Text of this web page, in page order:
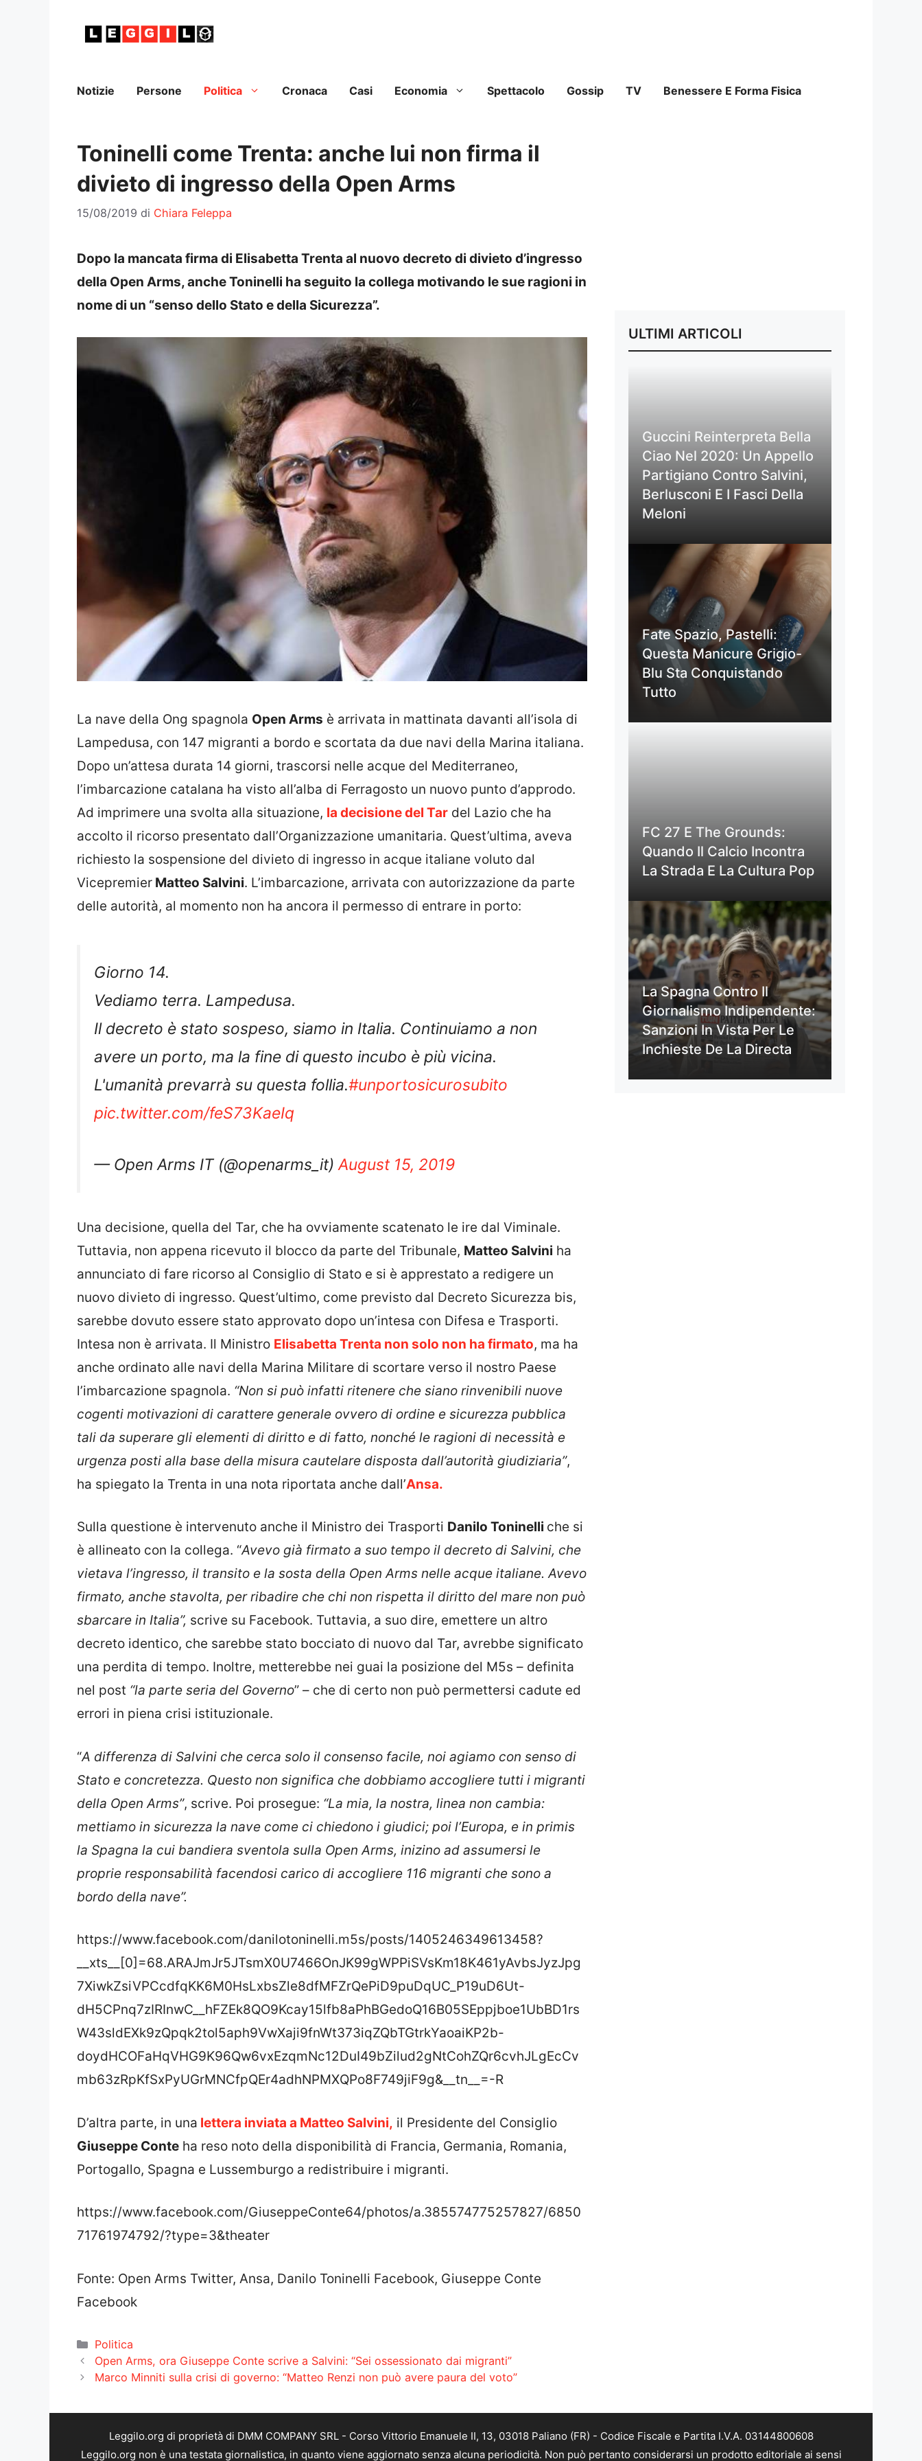
Notizie Persone Politica Cronaca Casi Economia Spettacolo Gossip TV Benessere E Forma Fisica
Toninelli come Trenta: anche lui non firma il
divieto di ingresso della Open Arms
15/08/2019 di Chiara Feleppa
Dopo la mancata firma di Elisabetta Trenta al nuovo decreto di divieto d’ingresso
della Open Arms, anche Toninelli ha seguito la collega motivando le sue ragioni in
nome di un “senso dello Stato e della Sicurezza”.
La nave della Ong spagnola Open Arms è arrivata in mattinata davanti all’isola di
Lampedusa, con 147 migranti a bordo e scortata da due navi della Marina italiana.
Dopo un’attesa durata 14 giorni, trascorsi nelle acque del Mediterraneo,
l’imbarcazione catalana ha visto all’alba di Ferragosto un nuovo punto d’approdo.
Ad imprimere una svolta alla situazione, la decisione del Tar del Lazio che ha
accolto il ricorso presentato dall’Organizzazione umanitaria. Quest’ultima, aveva
richiesto la sospensione del divieto di ingresso in acque italiane voluto dal
Vicepremier Matteo Salvini. L’imbarcazione, arrivata con autorizzazione da parte
delle autorità, al momento non ha ancora il permesso di entrare in porto:
Giorno 14.
Vediamo terra. Lampedusa.
Il decreto è stato sospeso, siamo in Italia. Continuiamo a non
avere un porto, ma la fine di questo incubo è più vicina.
L'umanità prevarrà su questa follia. #unportosicurosubito
pic.twitter.com/feS73KaeIq
— Open Arms IT (@openarms_it) August 15, 2019
Una decisione, quella del Tar, che ha ovviamente scatenato le ire dal Viminale.
Tuttavia, non appena ricevuto il blocco da parte del Tribunale, Matteo Salvini ha
annunciato di fare ricorso al Consiglio di Stato e si è apprestato a redigere un
nuovo divieto di ingresso. Quest’ultimo, come previsto dal Decreto Sicurezza bis,
sarebbe dovuto essere stato approvato dopo un’intesa con Difesa e Trasporti.
Intesa non è arrivata. Il Ministro Elisabetta Trenta non solo non ha firmato
, ma ha
anche ordinato alle navi della Marina Militare di scortare verso il nostro Paese
l’imbarcazione spagnola.
“Non si può infatti ritenere che siano rinvenibili nuove
cogenti motivazioni di carattere generale ovvero di ordine e sicurezza pubblica
tali da superare gli elementi di diritto e di fatto, nonché le ragioni di necessità e
urgenza posti alla base della misura cautelare disposta dall’autorità giudiziaria”,
ha spiegato la Trenta in una nota riportata anche dall’ Ansa.
Sulla questione è intervenuto anche il Ministro dei Trasporti Danilo Toninelli che si
è allineato con la collega. “ Avevo già firmato a suo tempo il decreto di Salvini, che
vietava l’ingresso, il transito e la sosta della Open Arms nelle acque italiane. Avevo
firmato, anche stavolta, per ribadire che chi non rispetta il diritto del mare non può
sbarcare in Italia”, scrive su Facebook. Tuttavia, a suo dire, emettere un altro
decreto identico, che sarebbe stato bocciato di nuovo dal Tar, avrebbe significato
una perdita di tempo. Inoltre, metterebbe nei guai la posizione del M5s – definita
nel post “la parte seria del Governo” – che di certo non può permettersi cadute ed
errori in piena crisi istituzionale.
“ A differenza di Salvini che cerca solo il consenso facile, noi agiamo con senso di
Stato e concretezza. Questo non significa che dobbiamo accogliere tutti i migranti
della Open Arms”, scrive. Poi prosegue: “La mia, la nostra, linea non cambia:
mettiamo in sicurezza la nave come ci chiedono i giudici; poi l’Europa, e in primis
la Spagna la cui bandiera sventola sulla Open Arms, inizino ad assumersi le
proprie responsabilità facendosi carico di accogliere 116 migranti che sono a
bordo della nave”.
https://www.facebook.com/danilotoninelli.m5s/posts/1405246349613458?
__xts__[0]=68.ARAJmJr5JTsmX0U7466OnJK99gWPPiSVsKm18K461yAvbsJyzJpg
7XiwkZsiVPCcdfqKK6M0HsLxbsZle8dfMFZrQePiD9puDqUC_P19uD6Ut-
dH5CPnq7zIRInwC__hFZEk8QO9Kcay15lfb8aPhBGedoQ16B05SEppjboe1UbBD1rs
W43sldEXk9zQpqk2tol5aph9VwXaji9fnWt373iqZQbTGtrkYaoaiKP2b-
doydHCOFaHqVHG9K96Qw6vxEzqmNc12DuI49bZilud2gNtCohZQr6cvhJLgEcCv
mb63zRpKfSxPyUGrMNCfpQEr4adhNPMXQPo8F749jiF9g&__tn__=-R
D’altra parte, in una lettera inviata a Matteo Salvini, il Presidente del Consiglio
Giuseppe Conte ha reso noto della disponibilità di Francia, Germania, Romania,
Portogallo, Spagna e Lussemburgo a redistribuire i migranti.
https://www.facebook.com/GiuseppeConte64/photos/a.385574775257827/6850
71761974792/?type=3&theater
Fonte: Open Arms Twitter, Ansa, Danilo Toninelli Facebook, Giuseppe Conte
Facebook
Categorie
Politica
Open Arms, ora Giuseppe Conte scrive a Salvini: “Sei ossessionato dai migranti”
Marco Minniti sulla crisi di governo: “Matteo Renzi non può avere paura del voto”
ULTIMI ARTICOLI
Guccini Reinterpreta Bella
Ciao Nel 2020: Un Appello
Partigiano Contro Salvini,
Berlusconi E I Fasci Della
Meloni
Fate Spazio, Pastelli:
Questa Manicure Grigio-
Blu Sta Conquistando
Tutto
FC 27 E The Grounds:
Quando Il Calcio Incontra
La Strada E La Cultura Pop
La Spagna Contro Il
Giornalismo Indipendente:
Sanzioni In Vista Per Le
Inchieste De La Directa
Leggilo.org di proprietà di DMM COMPANY SRL - Corso Vittorio Emanuele II, 13, 03018 Paliano (FR) - Codice Fiscale e Partita I.V.A. 03144800608
Leggilo.org non è una testata giornalistica, in quanto viene aggiornato senza alcuna periodicità. Non può pertanto considerarsi un prodotto editoriale ai sensi